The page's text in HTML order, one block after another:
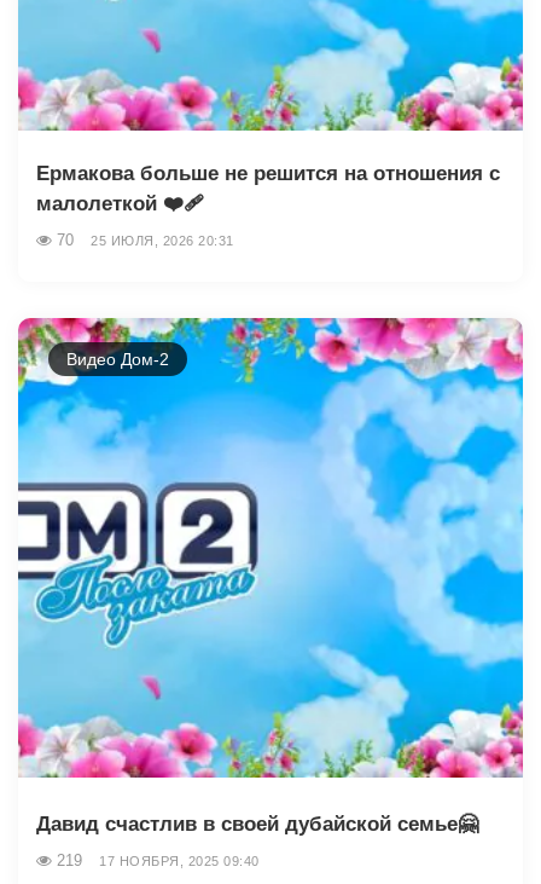
Ермакова больше не решится на отношения с
малолеткой ❤️‍🩹
70 25 ИЮЛЯ, 2026 20:31
Видео Дом-2
Давид счастлив в своей дубайской семье🤗
219 17 НОЯБРЯ, 2025 09:40